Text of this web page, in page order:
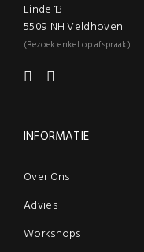
Linde 13
5509 NH Veldhoven
(Bezoek enkel op afspraak)
INFORMATIE
Over Ons
Advies
Workshops